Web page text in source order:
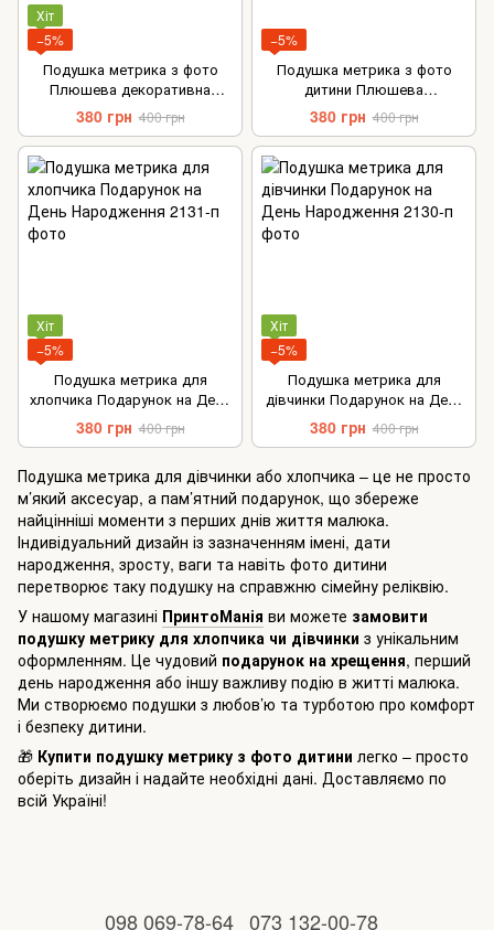
Хіт
−5%
Подушка метрика з фото
Плюшева декоративна
подушка на подарунок
380 грн 400 грн
−5%
Подушка метрика з фото
дитини Плюшева
декоративна подушка на
подарунок
380 грн 400 грн
Хіт
−5%
Подушка метрика для
хлопчика Подарунок на День
Народження
380 грн 400 грн
Хіт
−5%
Подушка метрика для
дівчинки Подарунок на День
Народження
380 грн 400 грн
Подушка метрика для дівчинки або хлопчика – це не просто
м’який аксесуар, а пам’ятний подарунок, що збереже
найцінніші моменти з перших днів життя малюка.
Індивідуальний дизайн із зазначенням імені, дати
народження, зросту, ваги та навіть фото дитини
перетворює таку подушку на справжню сімейну реліквію.
У нашому магазині ПринтоМанія ви можете замовити
подушку метрику для хлопчика чи дівчинки з унікальним
оформленням. Це чудовий подарунок на хрещення, перший
день народження або іншу важливу подію в житті малюка.
Ми створюємо подушки з любов’ю та турботою про комфорт
і безпеку дитини.
🎁 Купити подушку метрику з фото дитини легко – просто
оберіть дизайн і надайте необхідні дані. Доставляємо по
всій Україні!
098 069-78-64 073 132-00-78